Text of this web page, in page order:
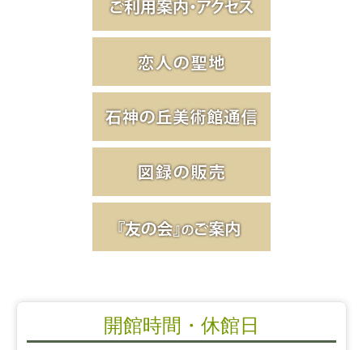
開館時間・休館日